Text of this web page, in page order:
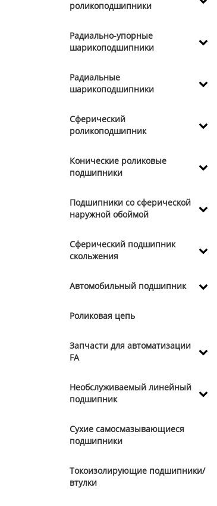
роликоподшипники
Радиально-упорные
шарикоподшипники
Радиальные
шарикоподшипники
Сферический
роликоподшипник
Конические роликовые
подшипники
Подшипники со сферической
наружной обоймой
Сферический подшипник
скольжения
Автомобильный подшипник
Роликовая цепь
Запчасти для автоматизации
FA
Необслуживаемый линейный
подшипник
Сухие самосмазывающиеся
подшипники
Токоизолирующие подшипники/
втулки